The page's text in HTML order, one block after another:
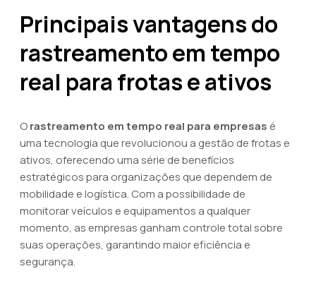
Principais vantagens do
rastreamento em tempo
real para frotas e ativos
Orastreamento em tempo real para empresas é
uma tecnologia que revolucionou a gestão de frotas e
ativos, oferecendo uma série de benefícios
estratégicos para organizações que dependem de
mobilidade e logística. Com a possibilidade de
monitorar veículos e equipamentos a qualquer
momento, as empresas ganham controle total sobre
suas operações, garantindo maior eficiência e
segurança.